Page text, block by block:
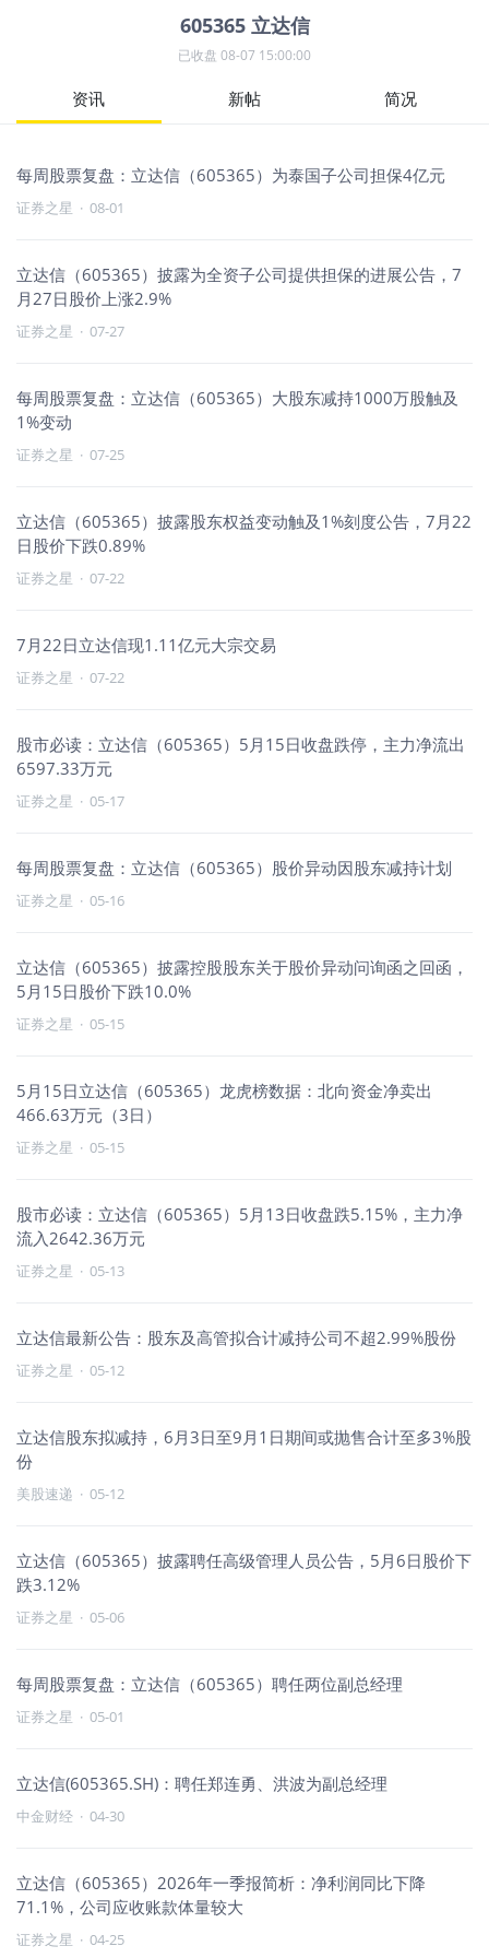
605365 立达信
已收盘 08-07 15:00:00
资讯 新帖 简况
每周股票复盘：立达信（605365）为泰国子公司担保4亿元
证券之星 · 08-01
立达信（605365）披露为全资子公司提供担保的进展公告，7
月27日股价上涨2.9%
证券之星 · 07-27
每周股票复盘：立达信（605365）大股东减持1000万股触及
1%变动
证券之星 · 07-25
立达信（605365）披露股东权益变动触及1%刻度公告，7月22
日股价下跌0.89%
证券之星 · 07-22
7月22日立达信现1.11亿元大宗交易
证券之星 · 07-22
股市必读：立达信（605365）5月15日收盘跌停，主力净流出
6597.33万元
证券之星 · 05-17
每周股票复盘：立达信（605365）股价异动因股东减持计划
证券之星 · 05-16
立达信（605365）披露控股股东关于股价异动问询函之回函，
5月15日股价下跌10.0%
证券之星 · 05-15
5月15日立达信（605365）龙虎榜数据：北向资金净卖出
466.63万元（3日）
证券之星 · 05-15
股市必读：立达信（605365）5月13日收盘跌5.15%，主力净
流入2642.36万元
证券之星 · 05-13
立达信最新公告：股东及高管拟合计减持公司不超2.99%股份
证券之星 · 05-12
立达信股东拟减持，6月3日至9月1日期间或抛售合计至多3%股
份
美股速递 · 05-12
立达信（605365）披露聘任高级管理人员公告，5月6日股价下
跌3.12%
证券之星 · 05-06
每周股票复盘：立达信（605365）聘任两位副总经理
证券之星 · 05-01
立达信(605365.SH)：聘任郑连勇、洪波为副总经理
中金财经 · 04-30
立达信（605365）2026年一季报简析：净利润同比下降
71.1%，公司应收账款体量较大
证券之星 · 04-25